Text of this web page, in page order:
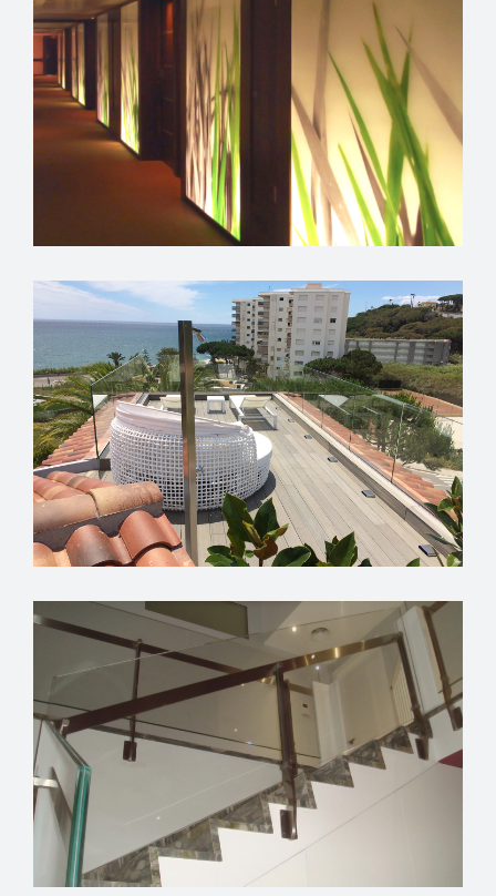
HABITATGE PARTICULAR
HOTEL VOLGA
VIVENDA RESIDENCIAL